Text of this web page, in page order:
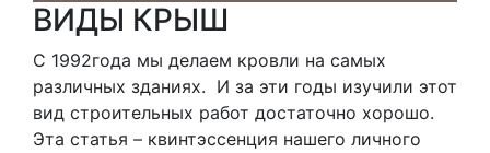
ВИДЫ КРЫШ
С 1992года мы делаем кровли на самых
различных зданиях. И за эти годы изучили этот
вид строительных работ достаточно хорошо.
Эта статья – квинтэссенция нашего личного